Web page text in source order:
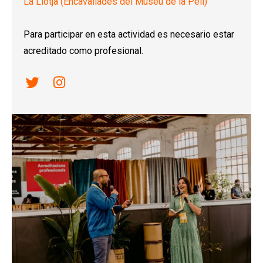
Para participar en esta actividad es necesario estar
acreditado como profesional.
Link a twitter
Link a instagram